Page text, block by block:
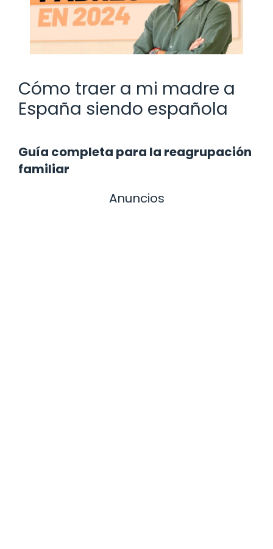
Cómo traer a mi madre a
España siendo española
Guía completa para la reagrupación
familiar
Anuncios